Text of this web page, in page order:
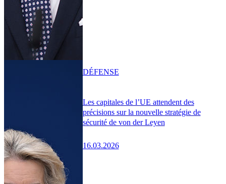
Les capitales de l’UE attendent des
précisions sur la nouvelle stratégie de
sécurité de von der Leyen
16.03.2026
DÉFENSE